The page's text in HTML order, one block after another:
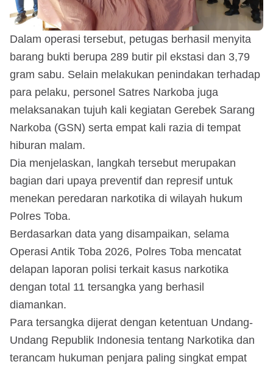
Dalam operasi tersebut, petugas berhasil menyita
barang bukti berupa 289 butir pil ekstasi dan 3,79
gram sabu. Selain melakukan penindakan terhadap
para pelaku, personel Satres Narkoba juga
melaksanakan tujuh kali kegiatan Gerebek Sarang
Narkoba (GSN) serta empat kali razia di tempat
hiburan malam.
Dia menjelaskan, langkah tersebut merupakan
bagian dari upaya preventif dan represif untuk
menekan peredaran narkotika di wilayah hukum
Polres Toba.
Berdasarkan data yang disampaikan, selama
Operasi Antik Toba 2026, Polres Toba mencatat
delapan laporan polisi terkait kasus narkotika
dengan total 11 tersangka yang berhasil
diamankan.
Para tersangka dijerat dengan ketentuan Undang-
Undang Republik Indonesia tentang Narkotika dan
terancam hukuman penjara paling singkat empat